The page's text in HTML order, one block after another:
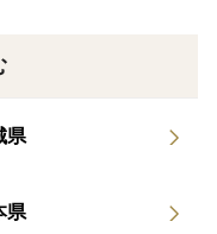
は8〜10度くらいと
県
県